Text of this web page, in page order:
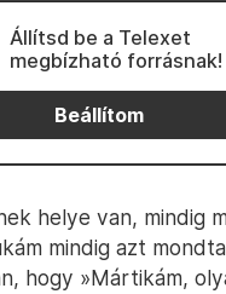
Állítsd be a Telexet
megbízható forrásnak!
Beállítom
helye van, mindig
mindig azt mondta
hogy »Mártikám,